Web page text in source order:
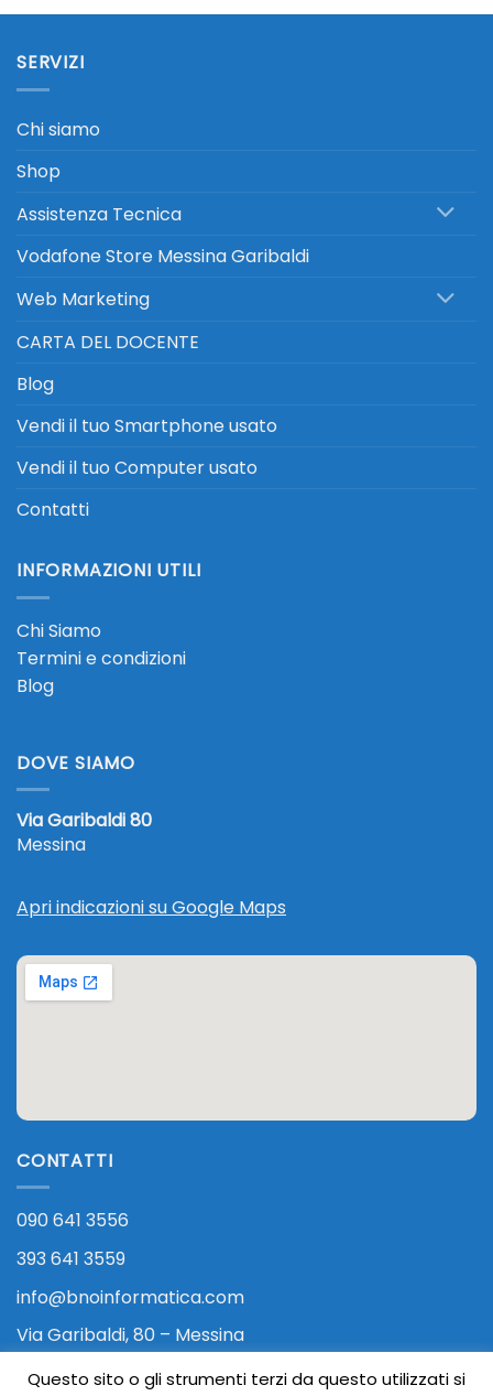
SERVIZI
Chi siamo
Shop
Assistenza Tecnica
Vodafone Store Messina Garibaldi
Web Marketing
CARTA DEL DOCENTE
Blog
Vendi il tuo Smartphone usato
Vendi il tuo Computer usato
Contatti
INFORMAZIONI UTILI
Chi Siamo
Termini e condizioni
Blog
DOVE SIAMO
Via Garibaldi 80
Messina
Apri indicazioni su Google Maps
CONTATTI
090 641 3556
393 641 3559
info@bnoinformatica.com
Via Garibaldi, 80 – Messina
Questo sito o gli strumenti terzi da questo utilizzati si